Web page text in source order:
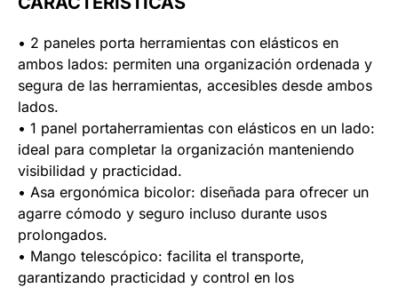
• 2 paneles porta herramientas con elásticos en
ambos lados: permiten una organización ordenada y
segura de las herramientas, accesibles desde ambos
lados.
• 1 panel portaherramientas con elásticos en un lado:
ideal para completar la organización manteniendo
visibilidad y practicidad.
• Asa ergonómica bicolor: diseñada para ofrecer un
agarre cómodo y seguro incluso durante usos
prolongados.
• Mango telescópico: facilita el transporte,
garantizando practicidad y control en los